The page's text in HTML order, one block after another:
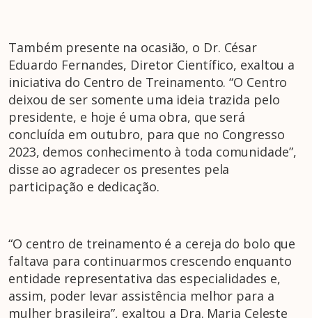
Também presente na ocasião, o Dr. César
Eduardo Fernandes, Diretor Científico, exaltou a
iniciativa do Centro de Treinamento. “O Centro
deixou de ser somente uma ideia trazida pelo
presidente, e hoje é uma obra, que será
concluída em outubro, para que no Congresso
2023, demos conhecimento à toda comunidade”,
disse ao agradecer os presentes pela
participação e dedicação.
“O centro de treinamento é a cereja do bolo que
faltava para continuarmos crescendo enquanto
entidade representativa das especialidades e,
assim, poder levar assistência melhor para a
mulher brasileira”, exaltou a Dra. Maria Celeste